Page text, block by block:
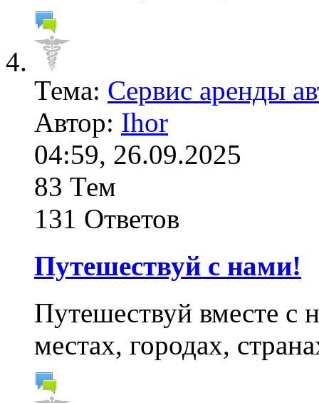
Тема: Сервис аренды
Автор: Ihor
04:59, 26.09.2025
83 Тем
131 Ответов
Путешествуй с нами!
Путешествуй вместе с
местах, городах,